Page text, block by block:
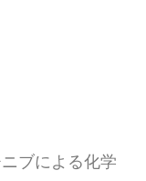
ブによる化学